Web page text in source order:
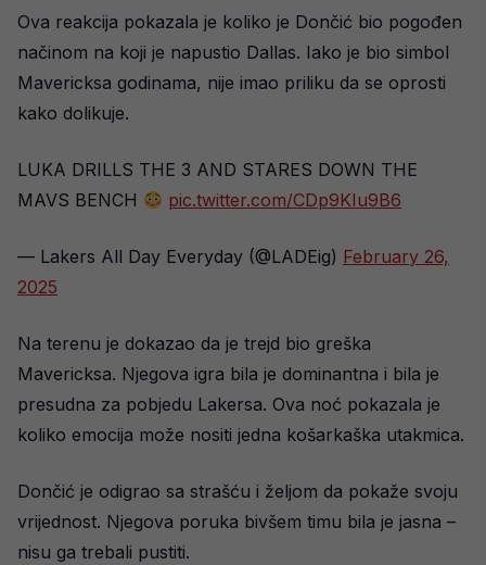
Ova reakcija pokazala je koliko je Dončić bio pogođen
načinom na koji je napustio Dallas. Iako je bio simbol
Mavericksa godinama, nije imao priliku da se oprosti
kako dolikuje.
LUKA DRILLS THE 3 AND STARES DOWN THE
MAVS BENCH
pic.twitter.com/CDp9KIu9B6
— Lakers All Day Everyday (@LADEig) February 26,
2025
Na terenu je dokazao da je trejd bio greška
Mavericksa. Njegova igra bila je dominantna i bila je
presudna za pobjedu Lakersa. Ova noć pokazala je
koliko emocija može nositi jedna košarkaška utakmica.
Dončić je odigrao sa strašću i željom da pokaže svoju
vrijednost. Njegova poruka bivšem timu bila je jasna –
nisu ga trebali pustiti.